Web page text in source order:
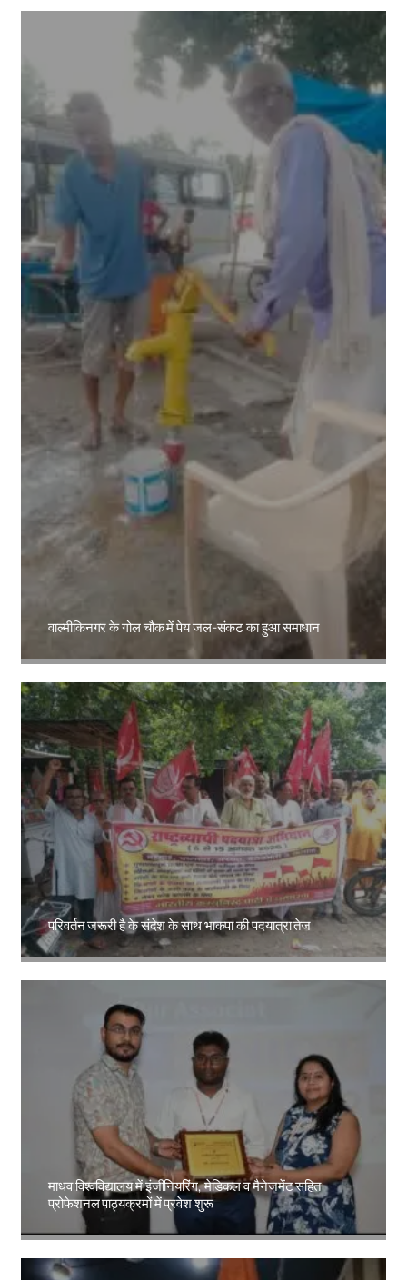
वाल्मीकिनगर के गोल चौक में पेय जल-संकट का हुआ समाधान
Amit Lekh
परिवर्तन जरूरी है के संदेश के साथ भाकपा की पदयात्रा तेज
Amit Lekh
माधव विश्वविद्यालय में इंजीनियरिंग, मेडिकल व मैनेजमेंट सहित
प्रोफेशनल पाठ्यक्रमों में प्रवेश शुरू
Amit Lekh